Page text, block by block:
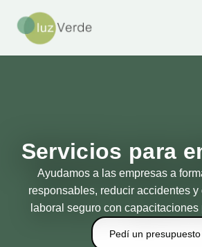
Servicios para
Ayudamos a las empresas a
responsables, reducir accidentes y
laboral seguro con
Pedí un presupuesto